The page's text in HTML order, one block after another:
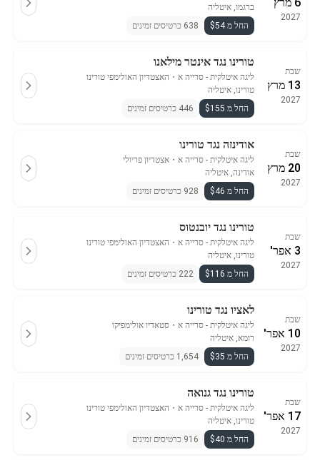
2027
ברגמו, איטליה
החל מ $54
638 כרטיסים זמינים
שבת
13 מרץ
2027
טורינו נגד אינטר מילאנו
ליגה איטלקית - סרייה א ・ האצטדיון האולימפי טורינו
טורינו, איטליה
החל מ $155
446 כרטיסים זמינים
שבת
20 מרץ
2027
אודינזה נגד טורינו
ליגה איטלקית - סרייה א ・ אצטדיון פריולי
אודינה, איטליה
החל מ $46
928 כרטיסים זמינים
שבת
3 אפר'
2027
טורינו נגד יובנטוס
ליגה איטלקית - סרייה א ・ האצטדיון האולימפי טורינו
טורינו, איטליה
החל מ $116
222 כרטיסים זמינים
שבת
10 אפר'
2027
לאציו נגד טורינו
ליגה איטלקית - סרייה א ・ סטאדיו אולימפיקו
רומא, איטליה
החל מ $35
1,654 כרטיסים זמינים
שבת
17 אפר'
2027
טורינו נגד גנואה
ליגה איטלקית - סרייה א ・ האצטדיון האולימפי טורינו
טורינו, איטליה
החל מ $40
916 כרטיסים זמינים